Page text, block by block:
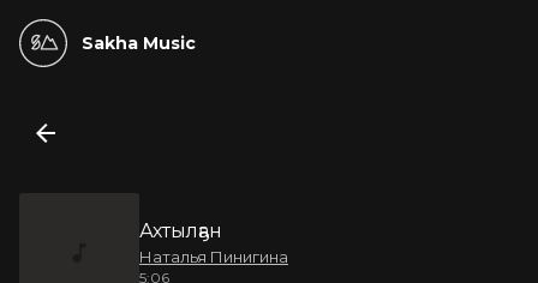
Sakha Music
Ахтылҕан
Наталья Пинигина
5:06